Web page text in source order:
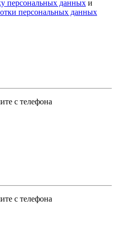
персональных данных и
персональных данных
с телефона
с телефона